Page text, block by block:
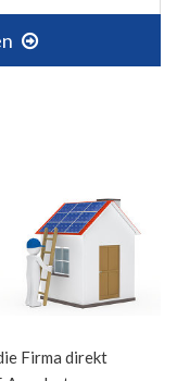
Firma direkt